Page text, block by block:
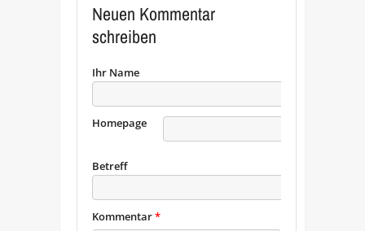
Neuen Kommentar
schreiben
Ihr Name
Homepage
Betreff
Kommentar*